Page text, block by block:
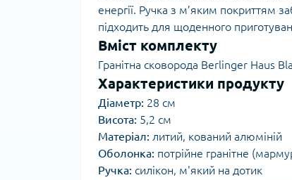
енергії. Ручка з м’яким покриттям
підходить для щоденного
Вміст комплекту
Гранітна сковорода Berlinger Haus
Характеристики продукту
Діаметр: 28 см
Висота: 5,2 см
Матеріал: литий, кований алюміній
Оболонка: потрійне гранітне
Ручка: силікон, м'який на дотик